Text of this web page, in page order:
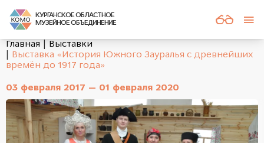
КУРГАНСКОЕ ОБЛАСТНОЕ
МУЗЕЙНОЕ ОБЪЕДИНЕНИЕ
Главная
Выставки
Выставка «История Южного Зауралья с древнейших
времён до 1917 года»
03 февраля 2017 — 01 февраля 2020